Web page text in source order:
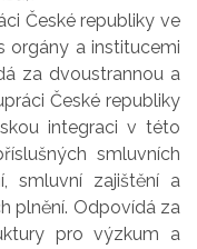
České republiky ve
orgány a institucemi
za dvoustrannou a
České republiky
integraci v této
smluvních
smluvní zajištění a
plnění. Odpovídá za
provýzkum a